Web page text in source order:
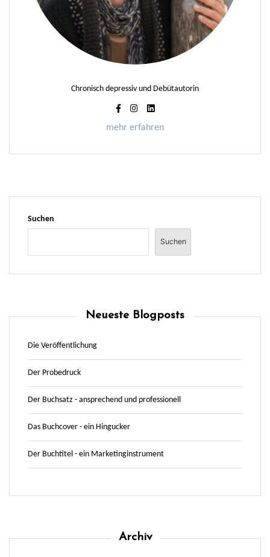
Chronisch depressiv und Debütautorin
mehr erfahren
Suchen
Suchen
Neueste Blogposts
Die Veröffentlichung
Der Probedruck
Der Buchsatz - ansprechend und professionell
Das Buchcover - ein Hingucker
Der Buchtitel - ein Marketinginstrument
Archiv